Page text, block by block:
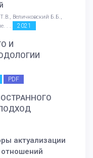
Величковский Б.Б.,
. .
2021
И
PDF
актуализации
отношений